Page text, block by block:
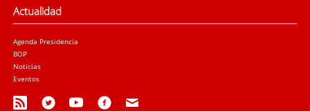
Actualidad
Agenda Presidencia
BOP
Noticias
Eventos